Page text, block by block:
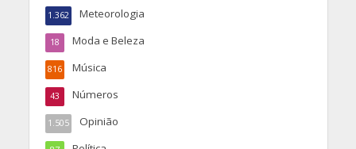
Meteorologia
1.362
Moda e Beleza
18
Música
816
Números
43
Opinião
1.505